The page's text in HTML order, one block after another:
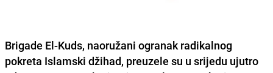
Brigade El-Kuds, naoružani ogranak radikalnog
pokreta Islamski džihad, preuzele su u srijedu ujutro